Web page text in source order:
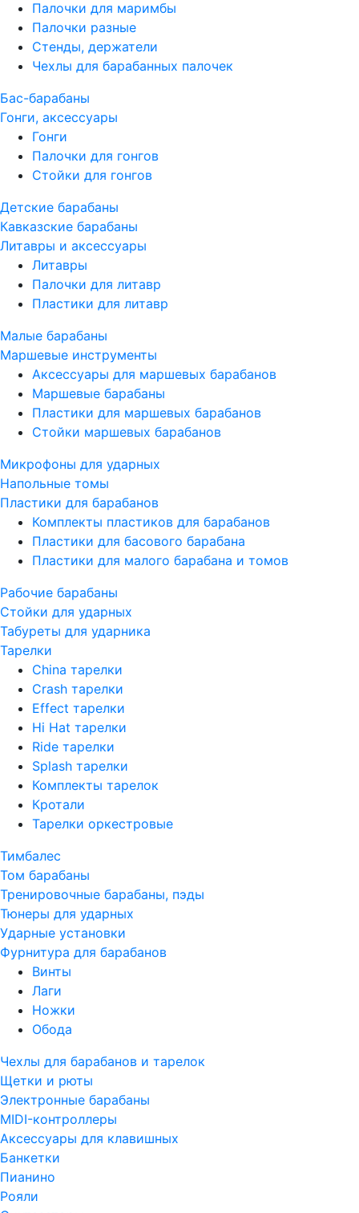
Палочки для маримбы
Палочки разные
Стенды, держатели
Чехлы для барабанных палочек
Бас-барабаны
Гонги, аксессуары
Гонги
Палочки для гонгов
Стойки для гонгов
Детские барабаны
Кавказские барабаны
Литавры и аксессуары
Литавры
Палочки для литавр
Пластики для литавр
Малые барабаны
Маршевые инструменты
Аксессуары для маршевых барабанов
Маршевые барабаны
Пластики для маршевых барабанов
Стойки маршевых барабанов
Микрофоны для ударных
Напольные томы
Пластики для барабанов
Комплекты пластиков для барабанов
Пластики для басового барабана
Пластики для малого барабана и томов
Рабочие барабаны
Стойки для ударных
Табуреты для ударника
Тарелки
China тарелки
Crash тарелки
Effect тарелки
Hi Hat тарелки
Ride тарелки
Splash тарелки
Комплекты тарелок
Кротали
Тарелки оркестровые
Тимбалес
Том барабаны
Тренировочные барабаны, пэды
Тюнеры для ударных
Ударные установки
Фурнитура для барабанов
Винты
Лаги
Ножки
Обода
Чехлы для барабанов и тарелок
Щетки и рюты
Электронные барабаны
MIDI-контроллеры
Аксессуары для клавишных
Банкетки
Пианино
Рояли